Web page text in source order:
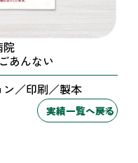
院
あんない
／印刷／製本
実績一覧へ戻る